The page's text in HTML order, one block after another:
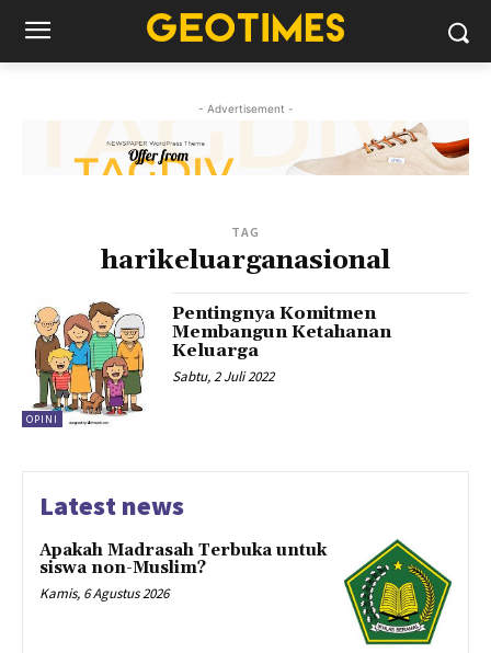
- Advertisement -
TAG
harikeluarganasional
OPINI
Pentingnya Komitmen
Membangun Ketahanan
Keluarga
Sabtu, 2 Juli 2022
Latest news
Apakah Madrasah Terbuka untuk
siswa non-Muslim?
Kamis, 6 Agustus 2026